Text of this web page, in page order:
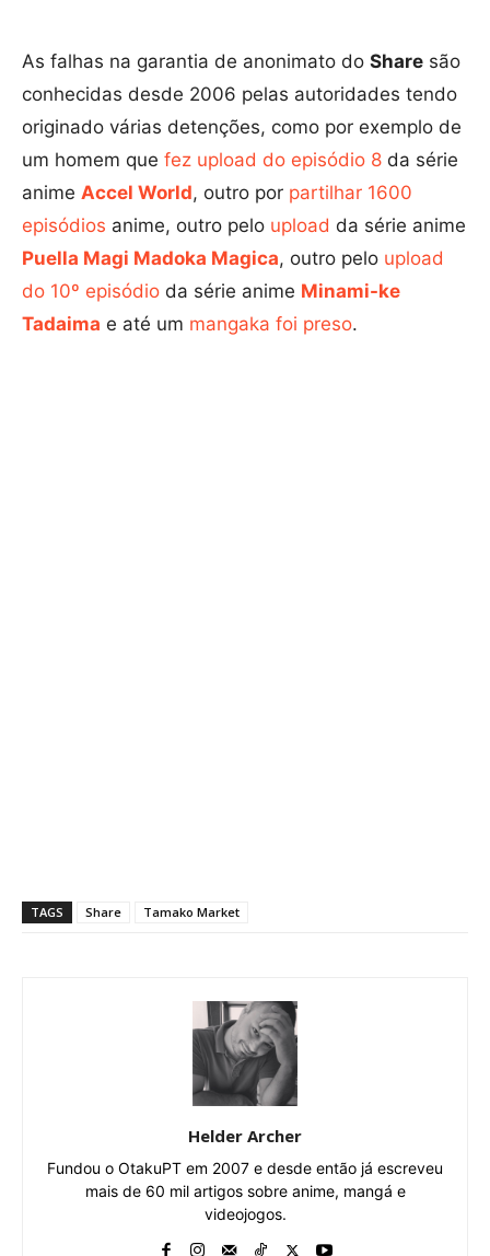
As falhas na garantia de anonimato do Share são
conhecidas desde 2006 pelas autoridades tendo
originado várias detenções, como por exemplo de
um homem que fez upload do episódio 8 da série
anime Accel World, outro por partilhar 1600
episódios anime, outro pelo upload da série anime
Puella Magi Madoka Magica, outro pelo upload
do 10º episódio da série anime Minami-ke
Tadaima e até um mangaka foi preso.
TAGS Share Tamako Market
Helder Archer
Fundou o OtakuPT em 2007 e desde então já escreveu
mais de 60 mil artigos sobre anime, mangá e
videojogos.